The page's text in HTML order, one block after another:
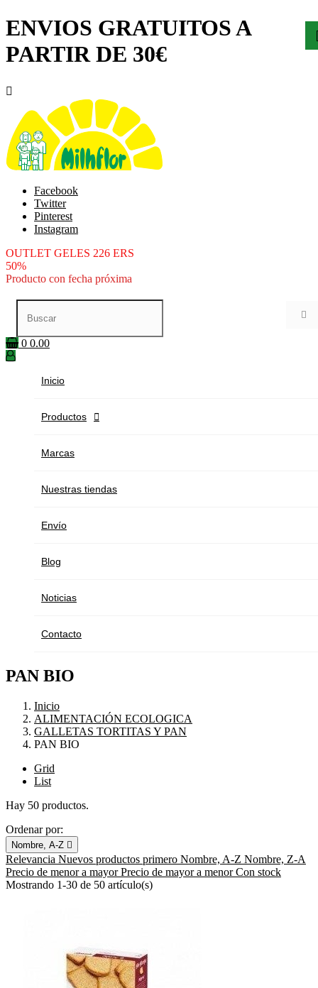
ENVIOS GRATUITOS A
PARTIR DE 30€

Facebook
Twitter
Pinterest
Instagram
OUTLET GELES 226 ERS
50%
Producto con fecha próxima

0 0.00
Inicio
Productos 
Marcas
Nuestras tiendas
Envío
Blog
Noticias
Contacto
PAN BIO
Inicio
ALIMENTACIÓN ECOLOGICA
GALLETAS TORTITAS Y PAN
PAN BIO
Grid
List
Hay 50 productos.
Ordenar por:
Nombre, A-Z 
Relevancia Nuevos productos primero Nombre, A-Z Nombre, Z-A
Precio de menor a mayorPrecio de mayor a menorCon stock
Mostrando 1-30 de 50 artículo(s)